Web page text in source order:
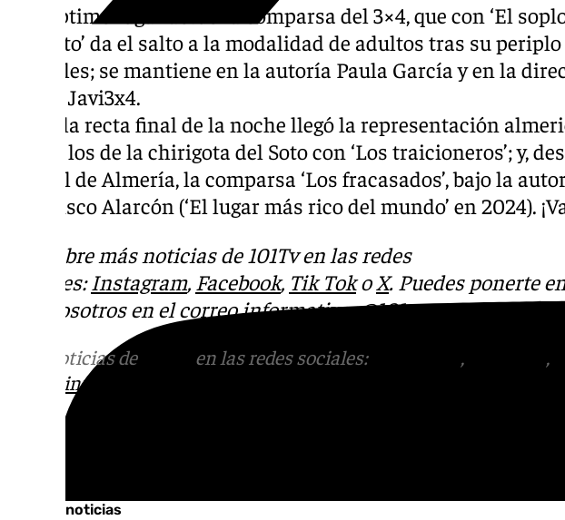
En séptimo lugar actuó la comparsa del 3×4, que con ‘El
abuelito’ da el salto a la modalidad de adultos tras su
juveniles; se mantiene en la autoría Paula García y en la
padre, Javi3x4.
Ya en la recta final de la noche llegó la representación
Albox, los de la chirigota del Soto con ‘Los traicioneros’; y,
capital de Almería, la comparsa ‘Los fracasados’, bajo la
Francisco Alarcón (‘El lugar más rico del mundo’ en 2024).
Descubre más noticias de 101Tv en las redes
sociales:Instagram, Facebook, Tik TokoX. Puedes ponerte
con nosotros en el correoinformativos@101tv.es
Más noticias de en las redes sociales: , ,
informativos@101tv.es
Últimas noticias